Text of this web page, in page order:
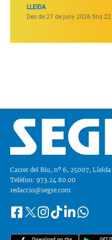
LLEIDA
Des de 27 de juny 2026 fins 22
Carrer del Riu, nº 6, 25007, Lleida
Telèfon: 973.24.80.00
redaccio@segre.com
Segueix-
a::
FacebookInstagram
TiktokLinkedin